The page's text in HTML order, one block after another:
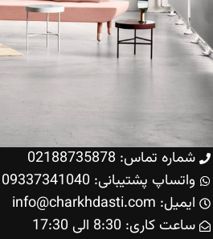
Decor
Rhoncus quisque sollicitudin
شماره تماس: 02188735878
واتساپ پشتیبانی: 09337341040
ایمیل: info@charkhdasti.com
ساعت کاری: 8:30 الی 17:30